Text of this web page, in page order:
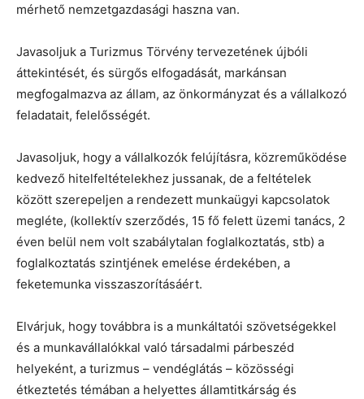
mérhető nemzetgazdasági haszna van.
Javasoljuk a Turizmus Törvény tervezetének újbóli
áttekintését, és sürgős elfogadását, markánsan
megfogalmazva az állam, az önkormányzat és a vállalkozó
feladatait, felelősségét.
Javasoljuk, hogy a vállalkozók felújításra, közreműködése
kedvező hitelfeltételekhez jussanak, de a feltételek
között szerepeljen a rendezett munkaügyi kapcsolatok
megléte, (kollektív szerződés, 15 fő felett üzemi tanács, 2
éven belül nem volt szabálytalan foglalkoztatás, stb) a
foglalkoztatás szintjének emelése érdekében, a
feketemunka visszaszorításáért.
Elvárjuk, hogy továbbra is a munkáltatói szövetségekkel
és a munkavállalókkal való társadalmi párbeszéd
helyeként, a turizmus – vendéglátás – közösségi
étkeztetés témában a helyettes államtitkárság és